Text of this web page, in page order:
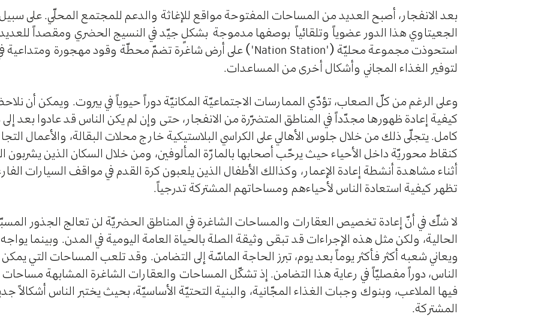
بعد الانفجار، أصبح العديد من المساحات المفتوحة مواقع للإغاثة والدعم للمجتمع المحلّي. على
الجعيتاوي هذا الدور عضوياً وتلقائياً بوصفها مدموجة بشكلٍ جيّد في النسيج الحضري ومقصداً
استحوذت مجموعة محليّة ("Nation Station ") على أرض شاغرة تضمّ محطّة وقود مهجورة ومتداعية
لتوفير الغذاء المجاني وأشكال أخرى من المساعدات.
وعلى الرغم من كلّ الصعاب، تؤدّي الممارسات الاجتماعيّة المكانيّة دوراً حيوياً في بيروت. ويمكن أن
كيفية إعادة ظهورها مجدّداً في المناطق المتضرّرة من الانفجار، حتى وإن لم يكن الناس قد عادوا بعد
كامل. يتجلّى ذلك من خلال جلوس الأهالي على الكراسي البلاستيكية خارج محلات البقالة، والأعمال
كنقاط محوريّة داخل الأحياء حيث يرحّب أصحابها بالمارّة المألوفين، ومن خلال السكان الذين يشربون
أثناء مشاهدة أنشطة إعادة الإعمار، وكذالك الأطفال الذين يلعبون كرة القدم في مواقف السيارات
تظهر كيفية استعادة الناس لأحياءهم ومساحاتهم المشتركة تدرجياً.
لا شكّ في أنّ إعادة تخصيص العقارات والمساحات الشاغرة في المناطق الحضريّة لن تعالج الجذور
الحالية، ولكن مثل هذه الإجراءات قد تبقى وثيقة الصلة بالحياة العامة اليومية في المدن. وبينما
ويعاني شعبه أكثر فأكثر يوماً بعد يوم، تبرز الحاجة الماسّة إلى التضامن. وقد تلعب المساحات التي
الناس، دوراً مفصليّاً في رعاية هذا التضامن. إذ تشكّل المساحات والعقارات الشاغرة المشابهة
فيها الملاعب، وبنوك وجبات الغذاء المجّانية، والبنية التحتيّة الأساسيّة، بحيث يختبر الناس أشكالاً
المشتركة.